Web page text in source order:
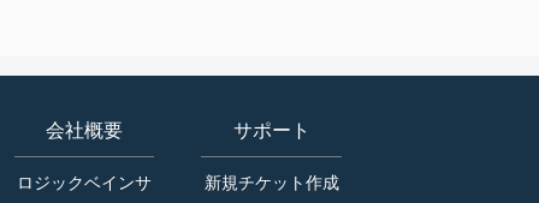
会社概要
ロジックベインサ
サポート
新規チケット作成